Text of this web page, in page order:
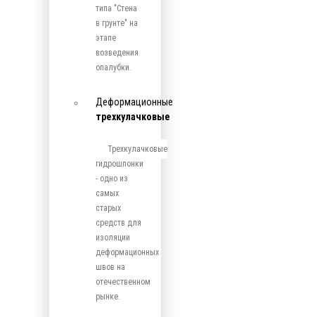
типа "Стена
в грунте" на
этапе
возведения
опалубки.
Деформационные
трехкулачковые
Трехкулачковые
гидрошпонки
- одно из
самых
старых
средств для
изоляции
деформационных
швов на
отечественном
рынке.